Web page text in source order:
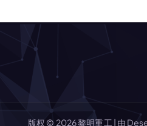
版权 © 2026 黎明重工 | 由